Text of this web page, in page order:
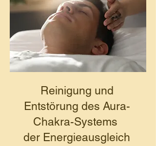
Reinigung und
Entstörung des Aura-
Chakra-Systems
der Energieausgleich